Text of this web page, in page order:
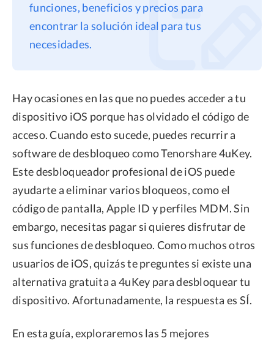
Privacidad
Términos
funciones, beneficios y precios para
encontrar la solución ideal para tus
necesidades.
Hay ocasiones en las que no puedes acceder a tu
dispositivo iOS porque has olvidado el código de
acceso. Cuando esto sucede, puedes recurrir a
software de desbloqueo como Tenorshare 4uKey.
Este desbloqueador profesional de iOS puede
ayudarte a eliminar varios bloqueos, como el
código de pantalla, Apple ID y perfiles MDM. Sin
embargo, necesitas pagar si quieres disfrutar de
sus funciones de desbloqueo. Como muchos otros
usuarios de iOS, quizás te preguntes si existe una
alternativa gratuita a 4uKey para desbloquear tu
dispositivo. Afortunadamente, la respuesta es SÍ.
En esta guía, exploraremos las 5 mejores